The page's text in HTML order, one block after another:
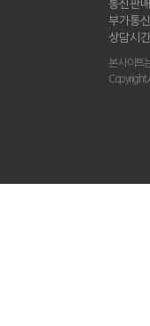
통신판
부가통
상담시
본 사이트
Copyright